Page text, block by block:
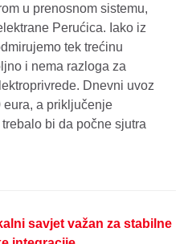
u prenosnom sistemu,
Perućica. Iako iz
tek trećinu
i nema razloga za
Dnevni uvoz
eura, a priključenje
bi da počne sjutra
savjet važan za stabilne